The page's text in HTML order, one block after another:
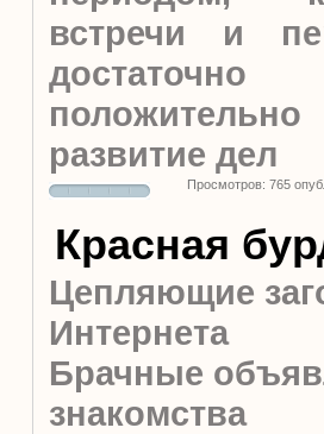
встречи и
развитие дел
Просмотров: 765
Красная
Цепляющие
Интернета
Брачные
знакомства